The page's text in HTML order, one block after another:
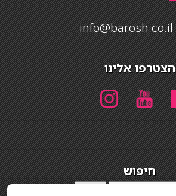
info@barosh.co.il
הצטרפו אלינו
חיפוש